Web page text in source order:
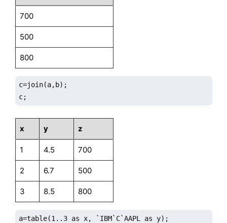
700
500
800
c=join(a,b);
c;
x y z
1 4.5 700
2 6.7 500
3 8.5 800
a=table(1..3 as x, `IBM`C`AAPL as y);